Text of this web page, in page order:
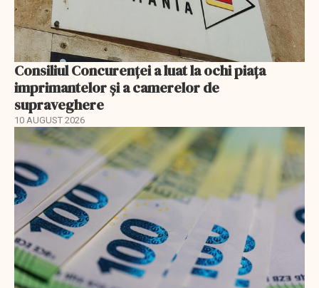
Consiliul Concurenţei a luat la ochi piaţa
imprimantelor şi a camerelor de
supraveghere
10 AUGUST 2026